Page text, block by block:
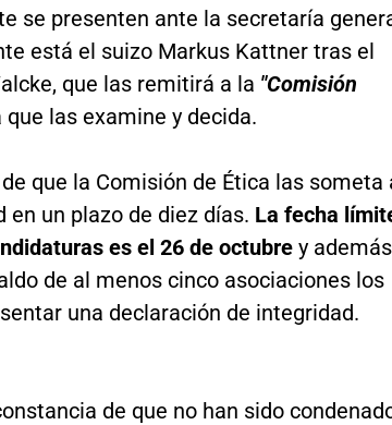
se presenten ante la secretaría
está el suizo Markus Kattner tras el
que las remitirá a la "Comisión
las examine y decida.
que la Comisión de Ética las someta
en un plazo de diez días. La fecha
es el 26 de octubrey además
de al menos cinco asociaciones los
una declaración de integridad.
de que no han sido